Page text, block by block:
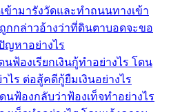
ข้ามารังวัดและทำถนนทางเข้า
กกล่าวอ้างว่าที่ดินตาบอดจะขอ
ญหาอย่างไร
ฟ้องเรียกเงินกู้ทำอย่างไร โดน
ไร ต่อสู้คดีกู้ยืมเงินอย่างไร
ฟ้องกลับว่าฟ้องเท็จทำอย่างไร